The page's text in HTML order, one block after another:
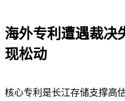
海外专利遭遇裁决
现松动
核心专利是长江存储支撑高